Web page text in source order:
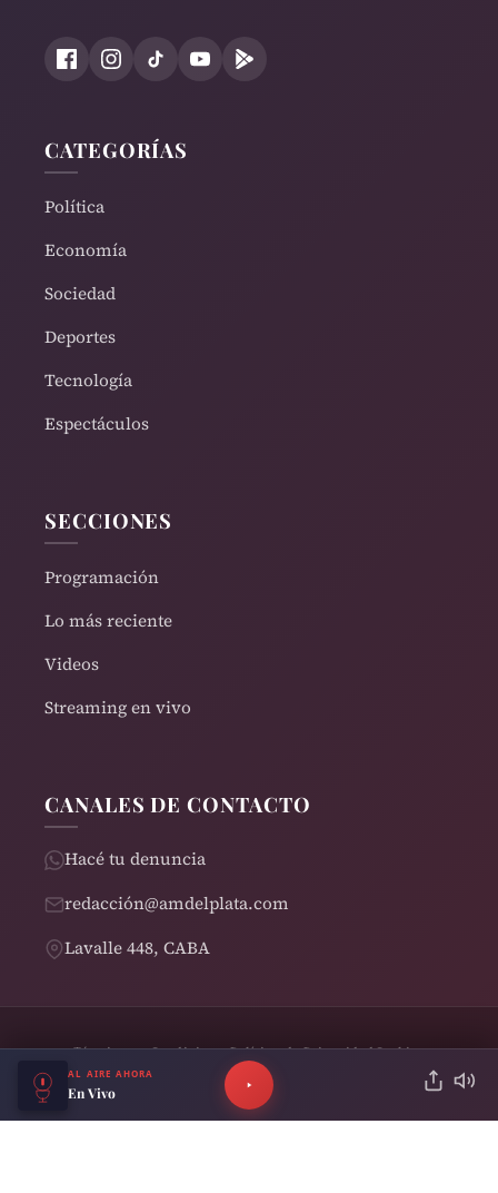
CATEGORÍAS
Política
Economía
Sociedad
Deportes
Tecnología
Espectáculos
SECCIONES
Programación
Lo más reciente
Videos
Streaming en vivo
CANALES DE CONTACTO
Hacé tu denuncia
redacción@amdelplata.com
Lavalle 448, CABA
Términos y CondicionesPolítica de PrivacidadCookies
© 2026 AM del Plata 1030 | Design by
AL AIRE AHORA
En Vivo